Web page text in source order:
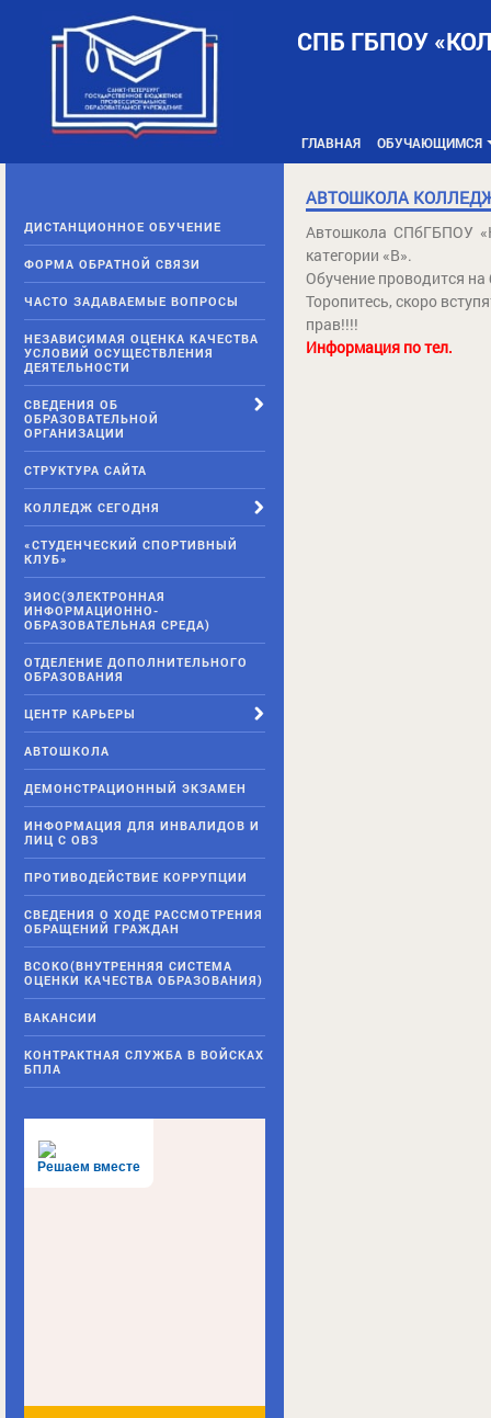
СПБ ГБПОУ
ГЛАВНАЯ ОБУЧАЮЩИМСЯ
ДИСТАНЦИОННОЕ ОБУЧЕНИЕ
ФОРМА ОБРАТНОЙ СВЯЗИ
ЧАСТО ЗАДАВАЕМЫЕ ВОПРОСЫ
НЕЗАВИСИМАЯ ОЦЕНКА КАЧЕСТВА
УСЛОВИЙ ОСУЩЕСТВЛЕНИЯ
ДЕЯТЕЛЬНОСТИ
СВЕДЕНИЯ ОБ
ОБРАЗОВАТЕЛЬНОЙ
ОРГАНИЗАЦИИ
СТРУКТУРА САЙТА
КОЛЛЕДЖ СЕГОДНЯ
«СТУДЕНЧЕСКИЙ СПОРТИВНЫЙ
КЛУБ»
ЭИОС(ЭЛЕКТРОННАЯ
ИНФОРМАЦИОННО-
ОБРАЗОВАТЕЛЬНАЯ СРЕДА)
ОТДЕЛЕНИЕ ДОПОЛНИТЕЛЬНОГО
ОБРАЗОВАНИЯ
ЦЕНТР КАРЬЕРЫ
АВТОШКОЛА
ДЕМОНСТРАЦИОННЫЙ ЭКЗАМЕН
ИНФОРМАЦИЯ ДЛЯ ИНВАЛИДОВ И
ЛИЦ С ОВЗ
ПРОТИВОДЕЙСТВИЕ КОРРУПЦИИ
СВЕДЕНИЯ О ХОДЕ РАССМОТРЕНИЯ
ОБРАЩЕНИЙ ГРАЖДАН
ВСОКО(ВНУТРЕННЯЯ СИСТЕМА
ОЦЕНКИ КАЧЕСТВА ОБРАЗОВАНИЯ)
ВАКАНСИИ
КОНТРАКТНАЯ СЛУЖБА В ВОЙСКАХ
БПЛА
Решаем вместе
АВТОШКОЛА
Автошкола СПбГБПОУ
категории «В».
Обучение проводится
Торопитесь, скоро
прав!!!!
Информация по тел.